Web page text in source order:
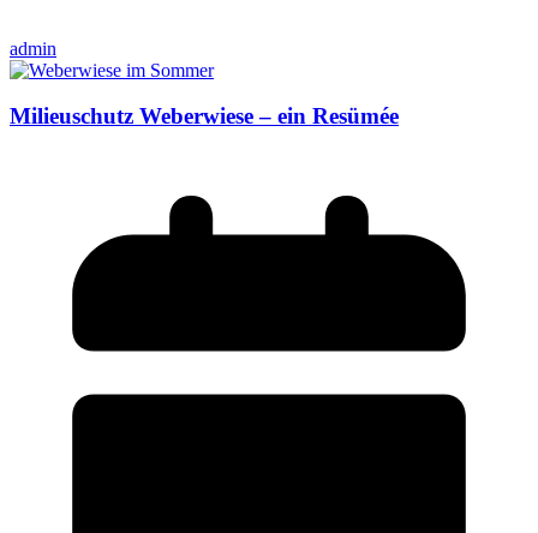
admin
Milieuschutz Weberwiese – ein Resümée